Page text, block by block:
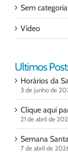
Sem categoria
Vídeo
Ultimos
Horários da
3 de junho de
Clique aqui
21 de abril de
Semana
7 de abril de